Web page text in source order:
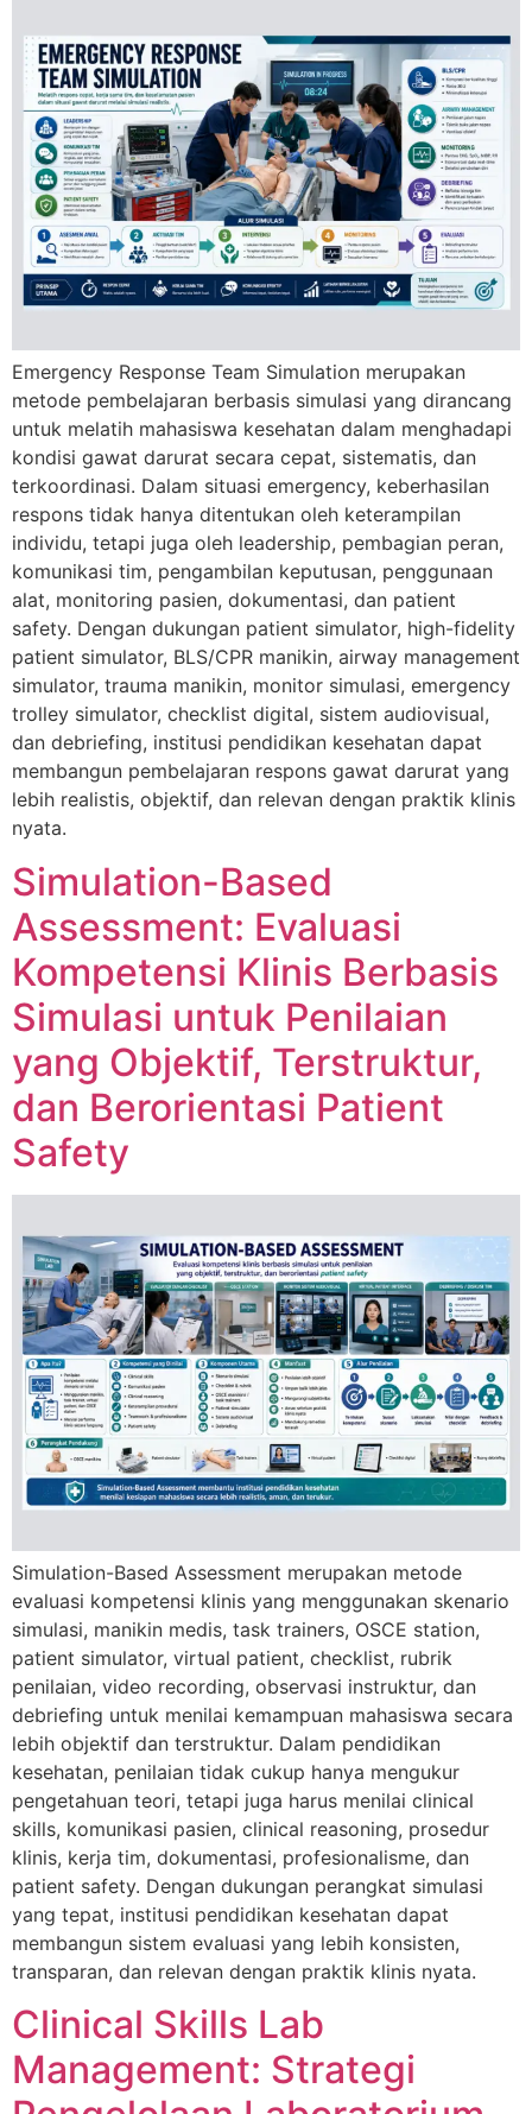
Emergency Response Team Simulation merupakan
metode pembelajaran berbasis simulasi yang dirancang
untuk melatih mahasiswa kesehatan dalam menghadapi
kondisi gawat darurat secara cepat, sistematis, dan
terkoordinasi. Dalam situasi emergency, keberhasilan
respons tidak hanya ditentukan oleh keterampilan
individu, tetapi juga oleh leadership, pembagian peran,
komunikasi tim, pengambilan keputusan, penggunaan
alat, monitoring pasien, dokumentasi, dan patient
safety. Dengan dukungan patient simulator, high-fidelity
patient simulator, BLS/CPR manikin, airway management
simulator, trauma manikin, monitor simulasi, emergency
trolley simulator, checklist digital, sistem audiovisual,
dan debriefing, institusi pendidikan kesehatan dapat
membangun pembelajaran respons gawat darurat yang
lebih realistis, objektif, dan relevan dengan praktik klinis
nyata.
Simulation-Based
Assessment: Evaluasi
Kompetensi Klinis Berbasis
Simulasi untuk Penilaian
yang Objektif, Terstruktur,
dan Berorientasi Patient
Safety
Simulation-Based Assessment merupakan metode
evaluasi kompetensi klinis yang menggunakan skenario
simulasi, manikin medis, task trainers, OSCE station,
patient simulator, virtual patient, checklist, rubrik
penilaian, video recording, observasi instruktur, dan
debriefing untuk menilai kemampuan mahasiswa secara
lebih objektif dan terstruktur. Dalam pendidikan
kesehatan, penilaian tidak cukup hanya mengukur
pengetahuan teori, tetapi juga harus menilai clinical
skills, komunikasi pasien, clinical reasoning, prosedur
klinis, kerja tim, dokumentasi, profesionalisme, dan
patient safety. Dengan dukungan perangkat simulasi
yang tepat, institusi pendidikan kesehatan dapat
membangun sistem evaluasi yang lebih konsisten,
transparan, dan relevan dengan praktik klinis nyata.
Clinical Skills Lab
Management: Strategi